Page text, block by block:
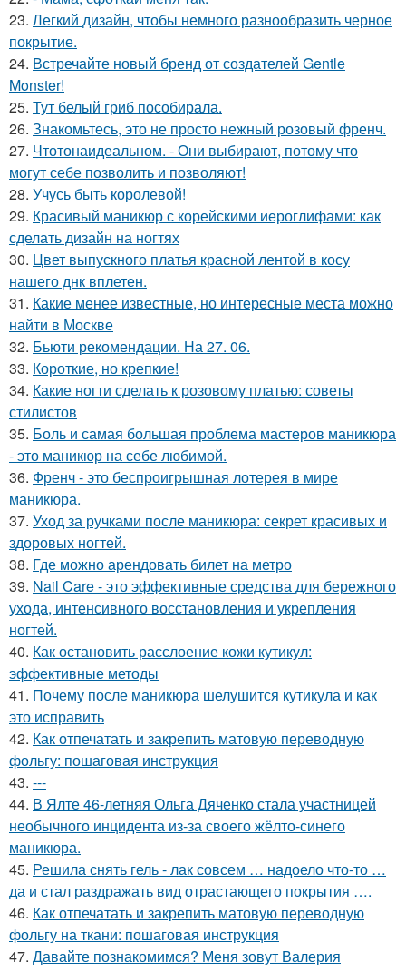
23. Легкий дизайн, чтобы немного разнообразить черное
покрытие.
24. Встречайте новый бренд от создателей Gentle
Monster!
25. Тут белый гриб пособирала.
26. Знакомьтесь, это не просто нежный розовый френч.
27. Чтотонаидеальном. - Они выбирают, потому что
могут себе позволить и позволяют!
28. Учусь быть королевой!
29. Красивый маникюр с корейскими иероглифами: как
сделать дизайн на ногтях
30. Цвет выпускного платья красной лентой в косу
нашего днк вплетен.
31. Какие менее известные, но интересные места можно
найти в Москве
32. Бьюти рекомендации. На 27. 06.
33. Короткие, но крепкие!
34. Какие ногти сделать к розовому платью: советы
стилистов
35. Боль и самая большая проблема мастеров маникюра
- это маникюр на себе любимой.
36. Френч - это беспроигрышная лотерея в мире
маникюра.
37. Уход за ручками после маникюра: секрет красивых и
здоровых ногтей.
38. Где можно арендовать билет на метро
39. Nail Care - это эффективные средства для бережного
ухода, интенсивного восстановления и укрепления
ногтей.
40. Как остановить расслоение кожи кутикул:
эффективные методы
41. Почему после маникюра шелушится кутикула и как
это исправить
42. Как отпечатать и закрепить матовую переводную
фольгу: пошаговая инструкция
43. ---
44. В Ялте 46-летняя Ольга Дяченко стала участницей
необычного инцидента из-за своего жёлто-синего
маникюра.
45. Решила снять гель - лак совсем … надоело что-то …
да и стал раздражать вид отрастающего покрытия ….
46. Как отпечатать и закрепить матовую переводную
фольгу на ткани: пошаговая инструкция
47. Давайте познакомимся? Меня зовут Валерия